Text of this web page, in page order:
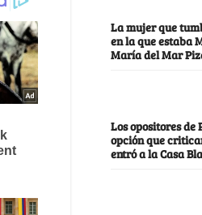
La mujer que
en la que estaba
María del Mar
Los opositores de
opción que
entró a la Casa